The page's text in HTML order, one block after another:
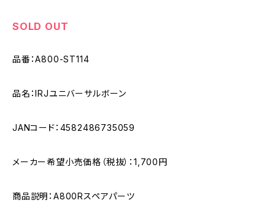
SOLD OUT
品番：A800-ST114
品名：IRJユニバーサルボーン
JANコード：4582486735059
メーカー希望小売価格（税抜）：1,700円
商品説明：A800Rスペアパーツ